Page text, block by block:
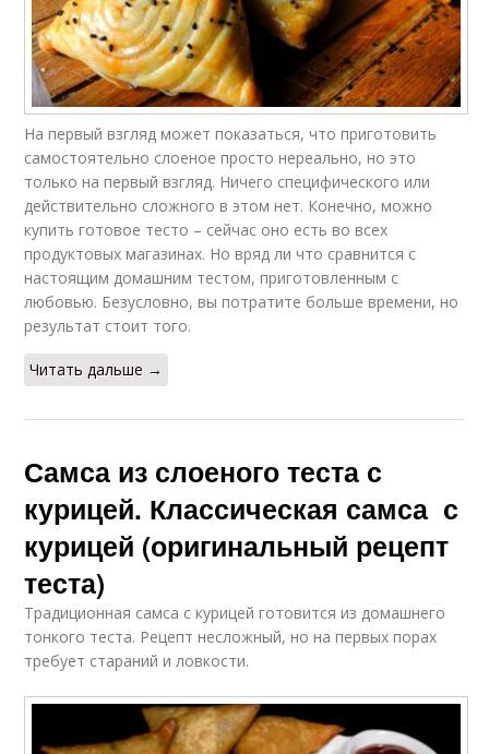
На первый взгляд может показаться, что приготовить
самостоятельно слоеное просто нереально, но это
только на первый взгляд. Ничего специфического или
действительно сложного в этом нет. Конечно, можно
купить готовое тесто – сейчас оно есть во всех
продуктовых магазинах. Но вряд ли что сравнится с
настоящим домашним тестом, приготовленным с
любовью. Безусловно, вы потратите больше времени, но
результат стоит того.
Читать дальше →
Самса из слоеного теста с
курицей. Классическая самса с
курицей (оригинальный рецепт
теста)
Традиционная самса с курицей готовится из домашнего
тонкого теста. Рецепт несложный, но на первых порах
требует стараний и ловкости.